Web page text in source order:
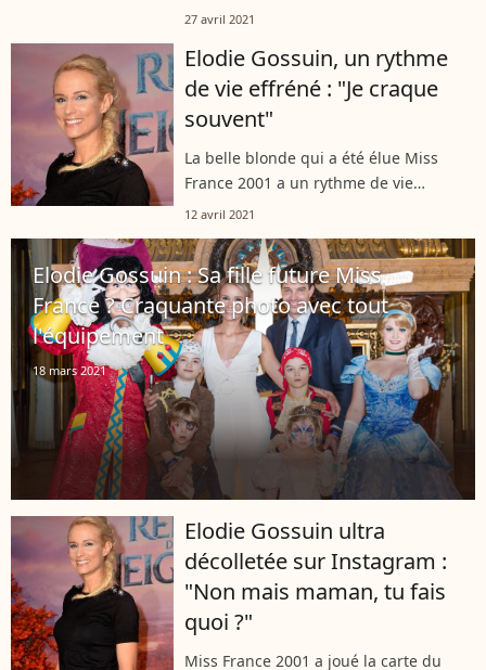
nombreux compliments pour sa coupe
Kardashian.
27 avril 2021
Elodie Gossuin, un rythme
de vie effréné : "Je craque
souvent"
La belle blonde qui a été élue Miss
France 2001 a un rythme de vie
intense. Auprès de "Télé 7 Jours",
ses moments de faiblesses qu'elle
souhaite...
12 avril 2021
Elodie Gossuin : Sa fille future Miss
France ? Craquante photo avec tout
l'équipement
18 mars 2021
Elodie Gossuin ultra
décolletée sur Instagram :
"Non mais maman, tu fais
quoi ?"
Miss France 2001 a joué la carte du